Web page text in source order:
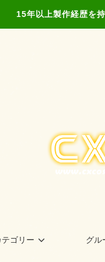
15年以上製作経歴を
テゴリー グル